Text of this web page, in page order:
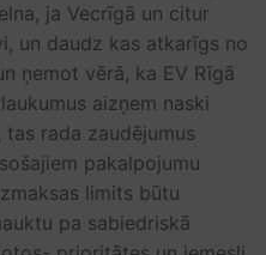
ja Vecrīgā un citur
un daudz kas atkarīgs no
ņemot vērā, ka EV Rīgā
aizņem naski
rada zaudējumus
pakalpojumu
limits būtu
pa sabiedriskā